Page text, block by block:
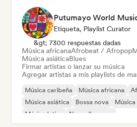
Putumayo World
Etiqueta, Playlist Curator
&gt; 7300 respuestas dadas
Música africanaAfrobeat / Afropop
Música asiáticaBlues
Firmar artistas o lanzar su música
Agregar artistas a mis playlists de
Música caribeña Música africana
Música asiática
Bossa nova
Música
Música latina
Nouvelle scene